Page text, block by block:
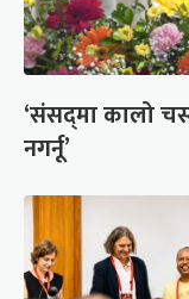
‘संसद्‍मा कालो
नगर्नू’